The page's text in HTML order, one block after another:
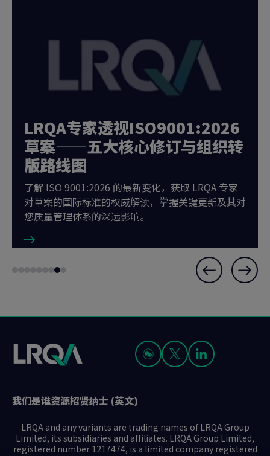
LRQA专家透视ISO9001:2026
草案——五大核心修订与组织转
版路线图
了解 ISO 9001:2026 的最新变化，获取 LRQA 专家
对草案的国际标准的权威解读，掌握关键更新及其对
您质量管理体系的深远影响。
Slide
Go
1
Go
2
Go
3
Go
4
Go
5
Go
6
Go
7
Go
8
Go
9
我们是谁资源招贤纳士 (英文)
LRQA and any variants are trading names of LRQA Group
Limited, its subsidiaries and affiliates. LRQA Group Limited,
registered number 1217474, is a limited company registered